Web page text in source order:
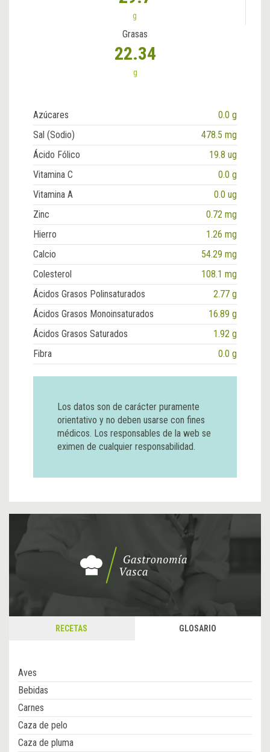
g
Grasas
22.34
g
Azúcares
0.0 g
Sal (Sodio)
478.5 mg
Ácido Fólico
19.8 ug
Vitamina C
0.0 g
Vitamina A
0.0 ug
Zinc
0.72 mg
Hierro
1.26 mg
Calcio
54.29 mg
Colesterol
108.1 mg
Ácidos Grasos Polinsaturados
2.77 g
Ácidos Grasos Monoinsaturados
16.89 g
Ácidos Grasos Saturados
1.92 g
Fibra
0.0 g
Los datos son de carácter puramente
orientativo y no deben usarse con fines
médicos. Los responsables de la web se
eximen de cualquier responsabilidad.
RECETAS GLOSARIO
Aves
Bebidas
Carnes
Caza de pelo
Caza de pluma